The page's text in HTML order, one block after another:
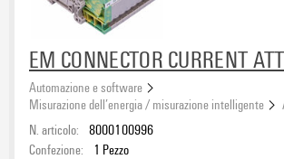
EM CONNECTOR CURRENT
Automazione e software
Misurazione dell’energia / misurazione intelligente
N. articolo: 8000100996
Confezione:
1 Pezzo